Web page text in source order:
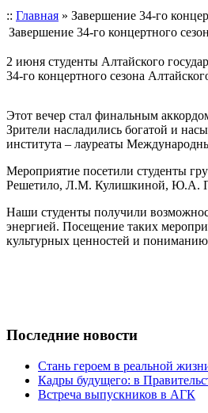
:: Главная » Завершение 34-го
Завершение 34-го концертного
2 июня студенты Алтайского
34-го концертного сезона
Этот вечер стал финальным
Зрители насладились богатой и
института – лауреаты
Мероприятие посетили студенты
Решетило, Л.М. Кулишкиной, Ю.А.
Наши студенты получили
энергией. Посещение таких
культурных ценностей и
Последние новости
Стань героем в реальной
Кадры будущего: в
Встреча выпускников в АГК